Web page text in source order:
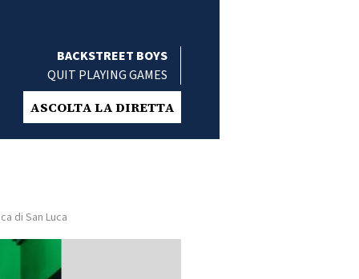
BACKSTREET BOYS
QUIT PLAYING GAMES
ASCOLTA LA DIRETTA
di San Luca